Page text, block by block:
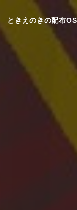
ときえのきの配布OS